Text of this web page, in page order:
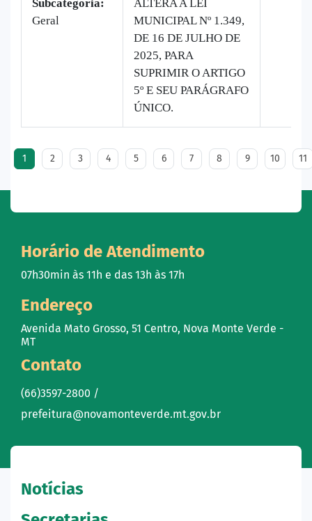
Subcategoria:
Geral
ALTERA A LEI
MUNICIPAL Nº 1.349,
DE 16 DE JULHO DE
2025, PARA
SUPRIMIR O ARTIGO
5º E SEU PARÁGRAFO
ÚNICO.
1 2 3 4 5 6 7 8 9 10 11
Horário de Atendimento
07h30min às 11h e das 13h às 17h
Endereço
Avenida Mato Grosso, 51 Centro, Nova Monte Verde -
MT
Contato
(66)3597-2800 /
prefeitura@novamonteverde.mt.gov.br
Notícias